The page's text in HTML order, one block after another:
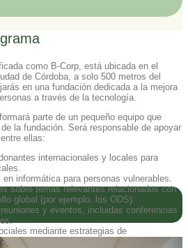
como B-Corp, está ubicada en el
de Córdoba, a solo 500 metros del
en una fundación dedicada a la mejora
a través de la tecnología.
parte de un pequeño equipo que
la fundación. Será responsable de apoyar
ellas:
internacionales y locales para
informática para personas vulnerables.
sobre temas relevantes relacionados con
global (por ejemplo, los ODS).
y eventos, incluidas conferencias
mediante estrategias de
proyectos y compartir experiencias